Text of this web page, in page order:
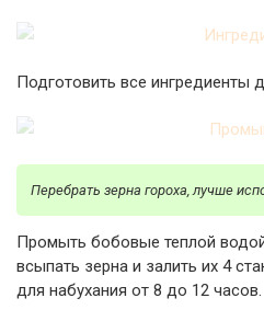
Подготовить все ингредиенты
Перебрать зерна гороха, лучше
Промыть бобовые теплой
всыпать зерна и залить их 4
для набухания от 8 до 12 часов.